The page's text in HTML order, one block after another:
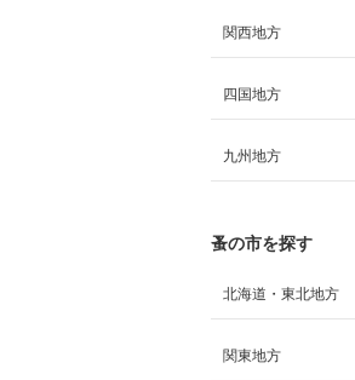
関西地方
四国地方
九州地方
蚤の市を探す
北海道・東北地方
関東地方